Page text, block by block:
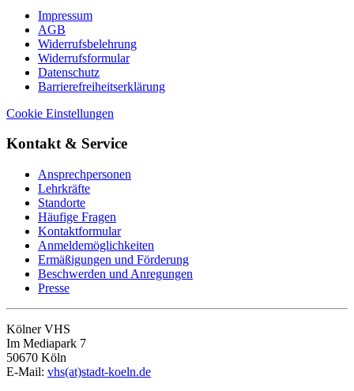
Impressum
AGB
Widerrufsbelehrung
Widerrufsformular
Datenschutz
Barrierefreiheitserklärung
Cookie Einstellungen
Kontakt & Service
Ansprechpersonen
Lehrkräfte
Standorte
Häufige Fragen
Kontaktformular
Anmeldemöglichkeiten
Ermäßigungen und Förderung
Beschwerden und Anregungen
Presse
Kölner VHS
Im Mediapark 7
50670 Köln
E-Mail: vhs(at)stadt-koeln.de